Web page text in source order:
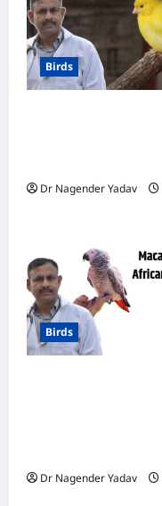
Birds
Dr Nagender Yadav
Birds
Dr Nagender Yadav